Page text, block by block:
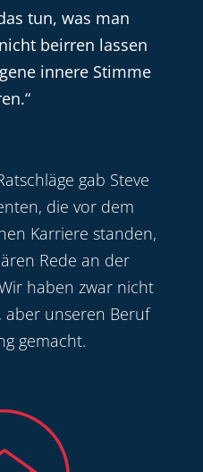
tun, was man
beirren lassen
innere Stimme
gab Steve
die vor dem
Karriere standen,
Rede an der
haben zwar nicht
unseren Beruf
gemacht.